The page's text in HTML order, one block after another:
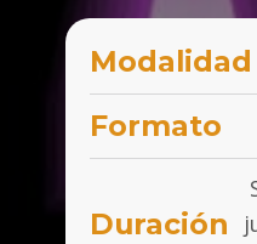
Modalidad
Formato
Duración